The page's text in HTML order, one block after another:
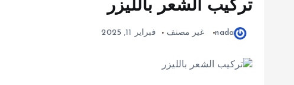
تركيب الشعر بالليزر
nada غير مصنف فبراير 11, 2025